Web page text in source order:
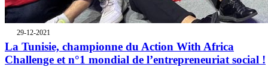
29-12-2021
La Tunisie, championne du Action With Africa
Challenge et n°1 mondial de l’entrepreneuriat social !